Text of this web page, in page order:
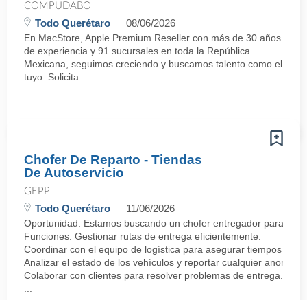
COMPUDABO
Todo Querétaro 08/06/2026
En MacStore, Apple Premium Reseller con más de 30 años
de experiencia y 91 sucursales en toda la República
Mexicana, seguimos creciendo y buscamos talento como el
tuyo. Solicita ...
Chofer De Reparto - Tiendas
De Autoservicio
GEPP
Todo Querétaro 11/06/2026
Oportunidad: Estamos buscando un chofer entregador para
Funciones: Gestionar rutas de entrega eficientemente.
Coordinar con el equipo de logística para asegurar tiempos de
Analizar el estado de los vehículos y reportar cualquier anomalía.
Colaborar con clientes para resolver problemas de entrega.·